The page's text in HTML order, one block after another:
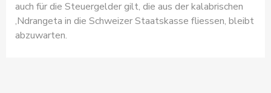
auch für die Steuergelder gilt, die aus der kalabrischen
‚Ndrangeta in die Schweizer Staatskasse fliessen, bleibt
abzuwarten.